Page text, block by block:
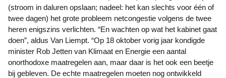
(stroom in daluren opslaan; nadeel: het kan slechts voor één of
twee dagen) het grote probleem netcongestie volgens de twee
heren enigszins verlichten. “En wachten op wat het kabinet gaat
doen”, aldus Van Liempt. “Op 18 oktober vorig jaar kondigde
minister Rob Jetten van Klimaat en Energie een aantal
onorthodoxe maatregelen aan, maar daar is het ook een beetje
bij gebleven. De echte maatregelen moeten nog ontwikkeld